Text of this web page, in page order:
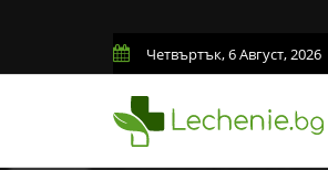
Четвъртък, 6 Август, 2026